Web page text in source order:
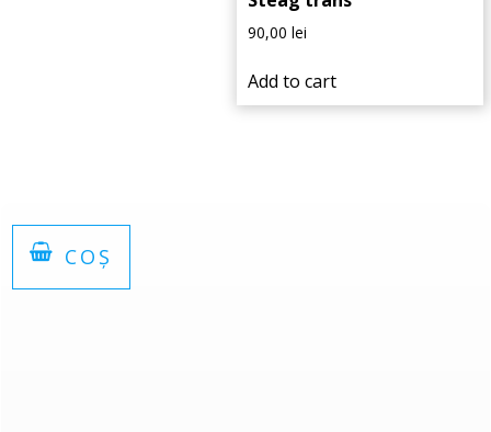
90,00lei
Add to cart
COȘ